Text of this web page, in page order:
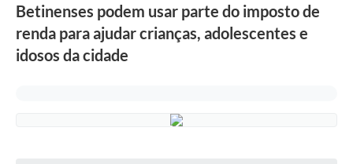
Betinenses podem usar parte do imposto de
renda para ajudar crianças, adolescentes e
idosos da cidade